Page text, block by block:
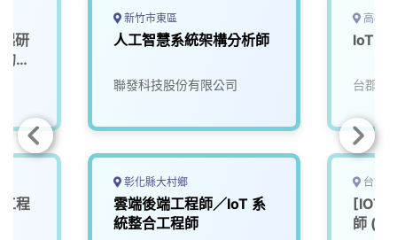
n
研
未
程
新竹市東區
人工智慧系統架構分析師
聯發科技股份有限公司
彰化縣大村鄉
雲端後端工程師／IoT 系
統整合工程師
高雄
IoT
台郡科
台北
[IOT]
師 (士